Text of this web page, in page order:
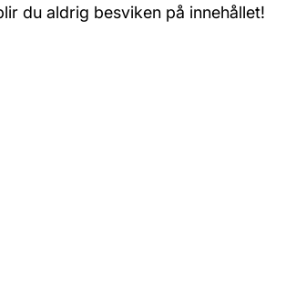
du aldrig besviken på innehållet!